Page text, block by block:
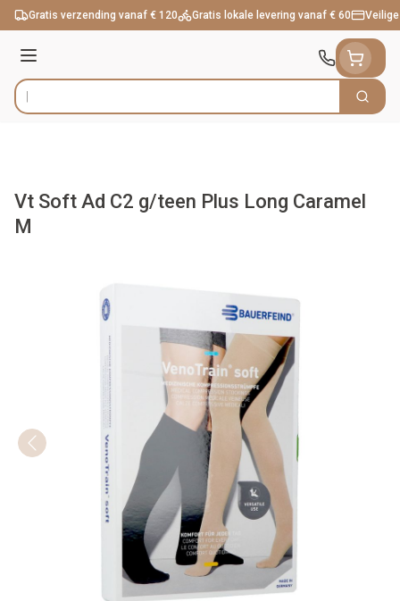
Ga naar de inhoud
Gratis verzending vanaf € 120 Gratis lokale levering vanaf € 60
Menu
Product, merk, categorie... Zoek
Vt Soft Ad C2 g/teen Plus Long Caramel
M